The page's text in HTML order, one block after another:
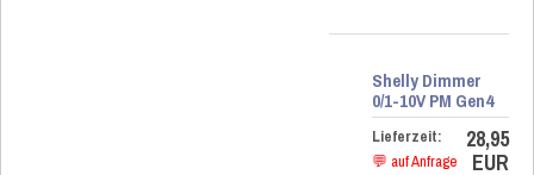
Shelly Dimmer
0/1-10V PM Gen4
Lieferzeit:
💬 auf Anfrage
28,95
EUR